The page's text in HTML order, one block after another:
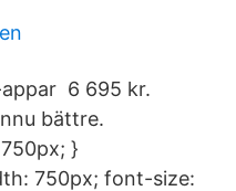
6 695 kr.
bättre.
}
750px; font-size: